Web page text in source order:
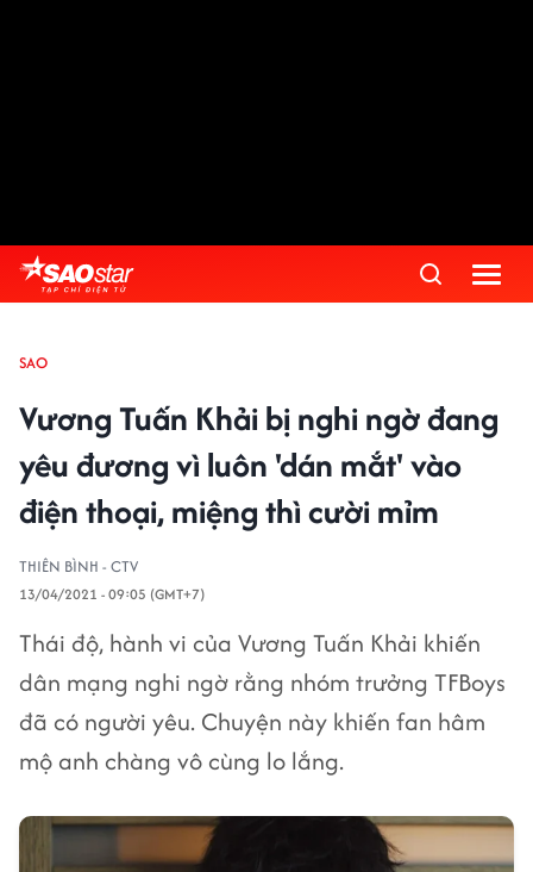
SAO
Vương Tuấn Khải bị nghi ngờ đang
yêu đương vì luôn 'dán mắt' vào
điện thoại, miệng thì cười mỉm
THIÊN BÌNH - CTV
13/04/2021 - 09:05 (GMT+7)
Thái độ, hành vi của Vương Tuấn Khải khiến
dân mạng nghi ngờ rằng nhóm trưởng TFBoys
đã có người yêu. Chuyện này khiến fan hâm
mộ anh chàng vô cùng lo lắng.